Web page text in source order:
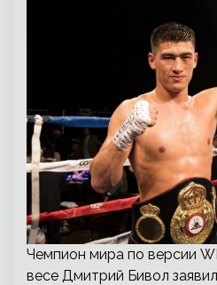
Чемпион мира по версии
весе Дмитрий Бивол